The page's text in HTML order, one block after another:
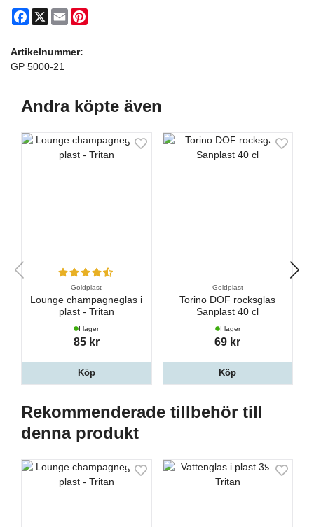
Facebook
X Email
Artikelnummer:
GP 5000-21
Andra köpte även
Goldplast
Lounge champagneglas i
plast - Tritan
I lager
85 kr
Köp
Goldplast
Torino DOF rocksglas
Sanplast 40 cl
I lager
69 kr
Köp
Rekommenderade tillbehör till
denna produkt